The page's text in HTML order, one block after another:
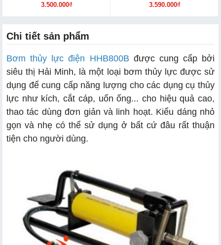
3.500.000₫
3.590.000₫
Chi tiết sản phẩm
Bơm thủy lực điện HHB800B được cung cấp bởi
siêu thị Hải Minh, là một loại bơm thủy lực được sử
dụng để cung cấp năng lượng cho các dụng cụ thủy
lực như kích, cắt cáp, uốn ống... cho hiệu quả cao,
thao tác dùng đơn giản và linh hoạt. Kiểu dáng nhỏ
gọn và nhẹ có thể sử dụng ở bất cứ đâu rất thuận
tiện cho người dùng.